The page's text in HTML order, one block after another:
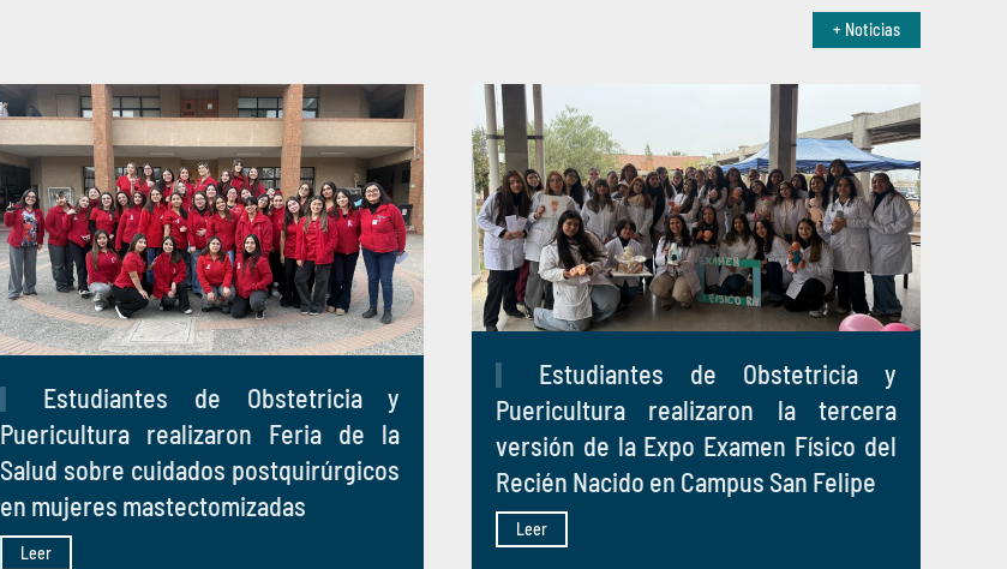
+ Noticias
Estudiantes de Obstetricia y
Puericultura realizaron Feria de la
Salud sobre cuidados postquirúrgicos
en mujeres mastectomizadas
Leer
Estudiantes de Obstetricia y
Puericultura realizaron la tercera
versión de la Expo Examen Físico del
Recién Nacido en Campus San Felipe
Leer